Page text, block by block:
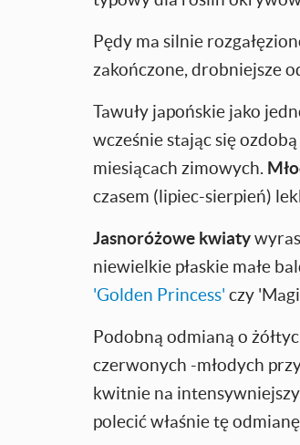
Pędy ma silnie
zakończone, drobniejsze
Tawuły japońskie jako
wcześnie stając się
miesiącach zimowych.
czasem (lipiec-sierpień)
Jasnoróżowe kwiaty
niewielkie płaskie małe
'Golden Princess' czy
Podobną odmianą o
czerwonych -młodych
kwitnie na
polecić właśnie tę